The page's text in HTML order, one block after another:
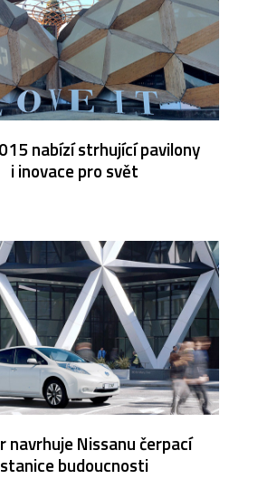
nabízí strhující pavilony
i inovace pro svět
navrhuje Nissanu čerpací
stanice budoucnosti